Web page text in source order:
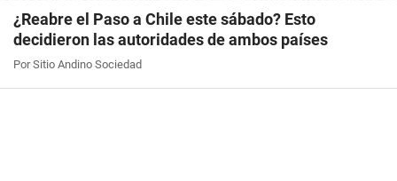
¿Reabre el Paso a Chile este sábado? Esto
decidieron las autoridades de ambos países
Por Sitio Andino Sociedad